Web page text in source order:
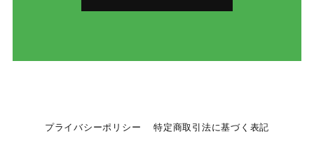
プライバシーポリシー 特定商取引法に基づく表記